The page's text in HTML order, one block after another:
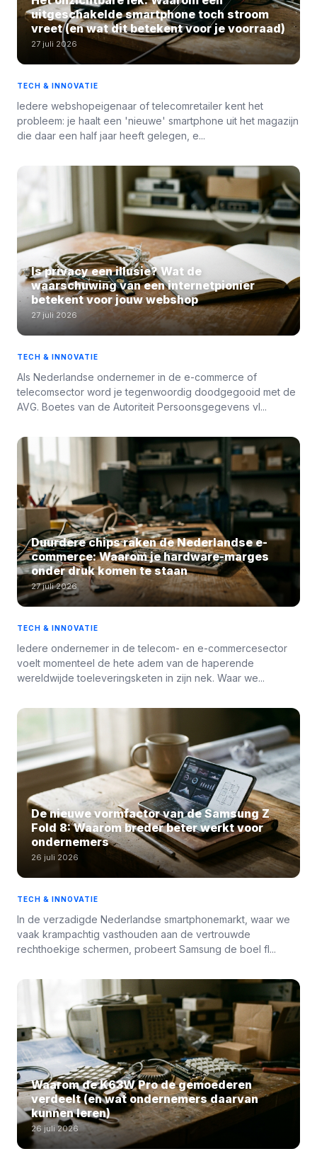
uitgeschakelde smartphone toch stroom
vreet (en wat dit betekent voor je voorraad)
27 juli 2026
TECH & INNOVATIE
Iedere webshopeigenaar of telecomretailer kent het
probleem: je haalt een 'nieuwe' smartphone uit het magazijn
die daar een half jaar heeft gelegen, e...
Is privacy een illusie? Wat de
waarschuwing van een internetpionier
betekent voor jouw webshop
27 juli 2026
TECH & INNOVATIE
Als Nederlandse ondernemer in de e-commerce of
telecomsector word je tegenwoordig doodgegooid met de
AVG. Boetes van de Autoriteit Persoonsgegevens vl...
Duurdere chips raken de Nederlandse e-
commerce: Waarom je hardware-marges
onder druk komen te staan
27 juli 2026
TECH & INNOVATIE
Iedere ondernemer in de telecom- en e-commercesector
voelt momenteel de hete adem van de haperende
wereldwijde toeleveringsketen in zijn nek. Waar we...
De nieuwe vormfactor van de Samsung Z
Fold 8: Waarom breder beter werkt voor
ondernemers
26 juli 2026
TECH & INNOVATIE
In de verzadigde Nederlandse smartphonemarkt, waar we
vaak krampachtig vasthouden aan de vertrouwde
rechthoekige schermen, probeert Samsung de boel fl...
Waarom de K63W Pro de gemoederen
verdeelt (en wat ondernemers daarvan
kunnen leren)
26 juli 2026